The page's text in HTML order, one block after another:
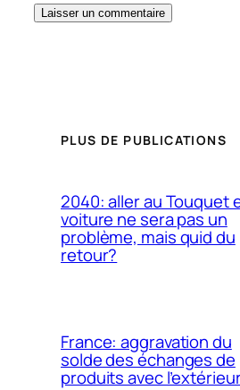
PLUS DE PUBLICATIONS
2040: aller au Touquet
voiture ne sera pas un
problème, mais quid du
retour?
France: aggravation du
solde des échanges de
produits avec